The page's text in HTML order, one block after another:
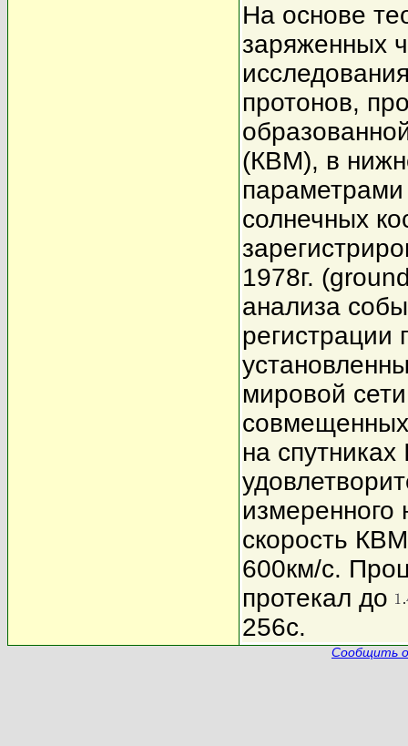
На основе
заряженных
протонов,
(КВМ), в
солнечных
1978г.
анализа
регистрации
мировой
на
измеренного
скорость
600км/с.
протекал до
256c.
Сообщить о